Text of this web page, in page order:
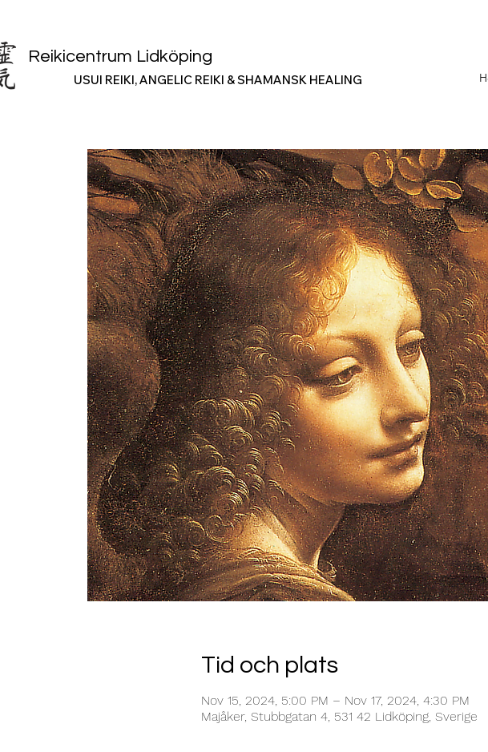
USUI REIKI, ANGELIC REIKI & SHAMANSK HEALING
Reikicentrum Lidköping
Tid och plats
Nov 15, 2024, 5:00 PM – Nov 17, 2024, 4:30 PM
Majåker, Stubbgatan 4, 531 42 Lidköping, Sverige